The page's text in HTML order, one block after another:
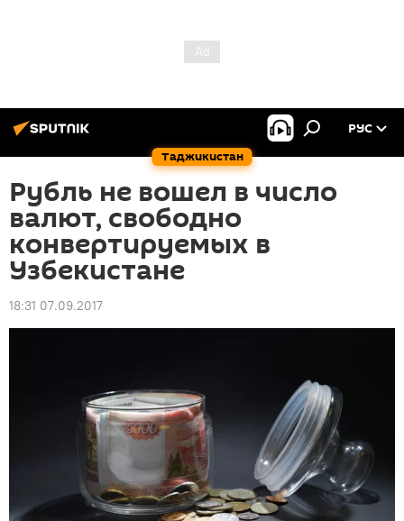
Таджикистан
РУС
Рубль не вошел в число
валют, свободно
конвертируемых в
Узбекистане
18:31 07.09.2017